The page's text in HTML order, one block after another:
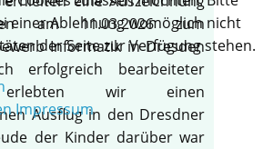
am 11.03.2026 zum
Informatik in Dresden
erfolgreich bearbeiteter
erlebten wir einen
Ausflug in den Dresdner
der Kinder darüber war
einer Ablehnung womöglich nicht
der Seite zur Verfügung stehen.
Impressum